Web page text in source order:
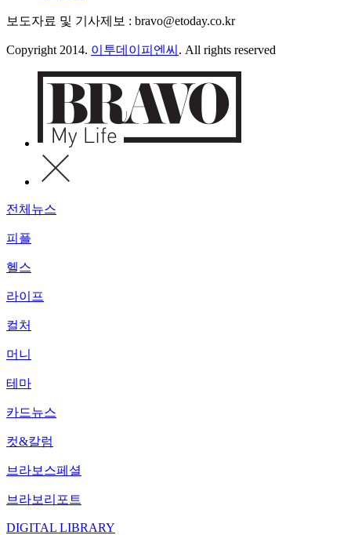
보도자료 및 기사제보 : bravo@etoday.co.kr
Copyright 2014. 이투데이피엔씨 . All rights reserved
전체뉴스
피플
헬스
라이프
컬처
머니
테마
카드뉴스
컷&칼럼
브라보스페셜
브라보리포트
DIGITAL LIBRARY